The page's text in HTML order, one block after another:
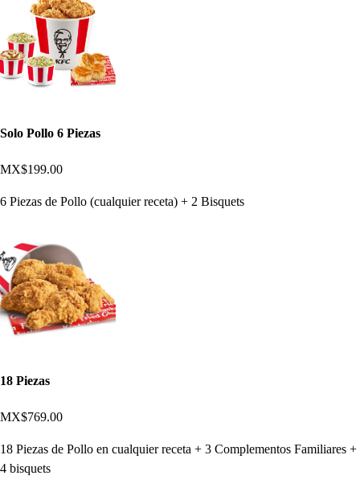
Solo Pollo 6 Piezas
MX$199.00
6 Piezas de Pollo (cualquier receta) + 2 Bisquets
18 Piezas
MX$769.00
18 Piezas de Pollo en cualquier receta + 3 Complementos Familiares +
4 bisquets